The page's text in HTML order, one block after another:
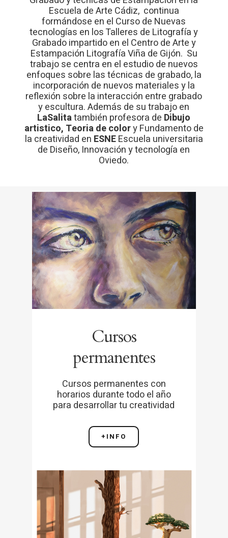
Escuela de Arte Cádiz, continua
formándose en el Curso de Nuevas
tecnologías en los Talleres de Litografía y
Grabado impartido en el Centro de Arte y
Estampación Litografía Viña de Gijón. Su
trabajo se centra en el estudio de nuevos
enfoques sobre las técnicas de grabado, la
incorporación de nuevos materiales y la
reflexión sobre la interacción entre grabado
y escultura. Además de su trabajo en
LaSalitatambién profesora de Dibujo
artistico, Teoria de colory Fundamento de
la creatividad en ESNEEscuela universitaria
de Diseño, Innovación y tecnología en
Oviedo.
Cursos
permanentes
Cursos permanentes con
horarios durante todo el año
para desarrollar tu creatividad
+INFO